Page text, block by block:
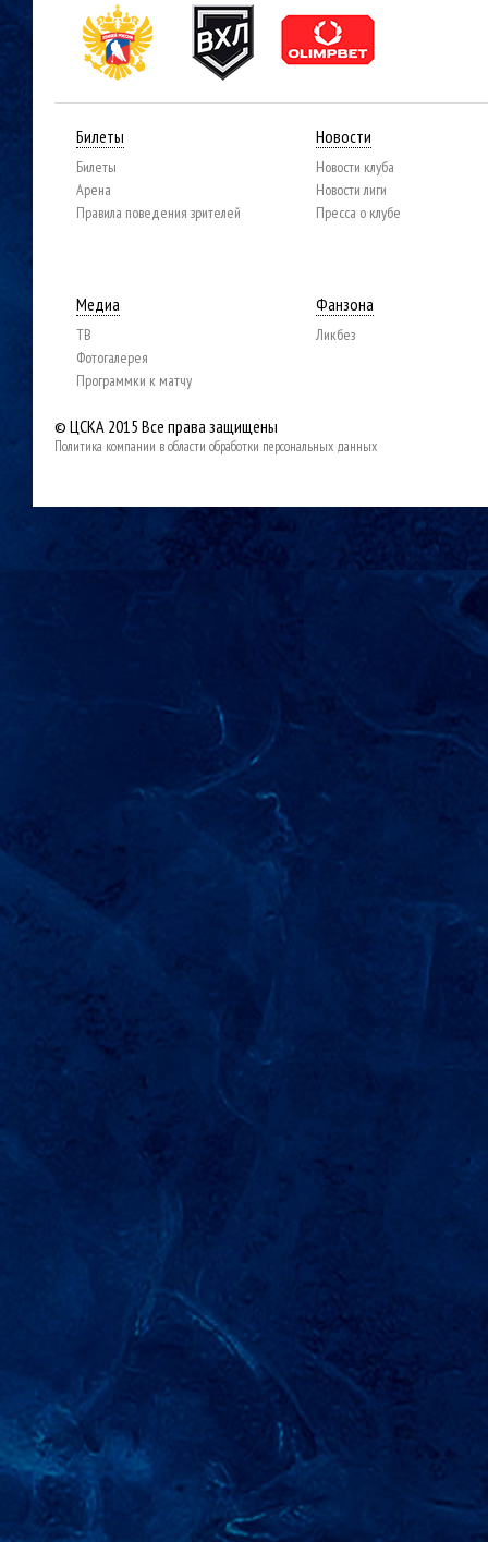
Билеты
Билеты
Арена
Правила поведения зрителей
Новости
Новости клуба
Новости лиги
Пресса о клубе
Медиа
ТВ
Фотогалерея
Программки к матчу
Фанзона
Ликбез
© ЦСКА 2015 Все права защищены
Политика компании в области обработки персональных данных